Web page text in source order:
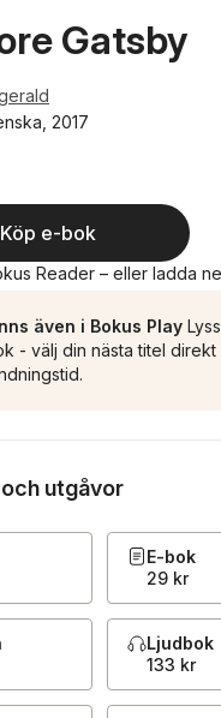
Gatsby
2017
Köp e-bok
Reader – eller ladda
även i Bokus Play
- välj din nästa titel
utgåvor
E-bok
29 kr
Ljudbok
133 kr